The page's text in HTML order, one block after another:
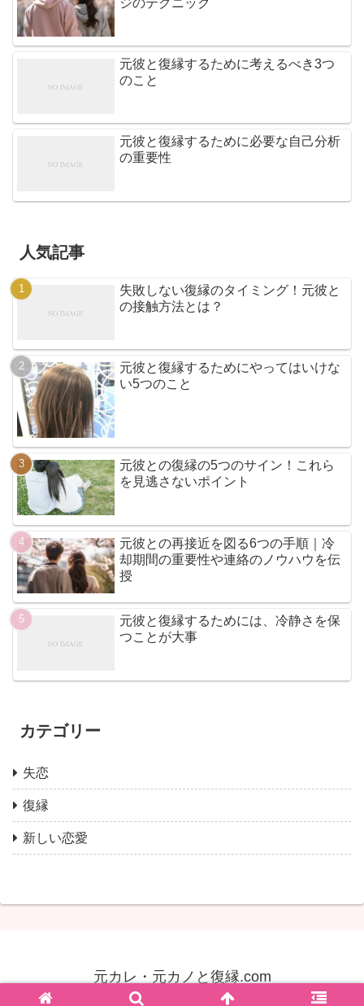
元彼と復縁するために考えるべき3つ
のこと
元彼と復縁するために必要な自己分析
の重要性
人気記事
失敗しない復縁のタイミング！元彼と
の接触方法とは？
元彼と復縁するためにやってはいけな
い5つのこと
元彼との復縁の5つのサイン！これら
を見逃さないポイント
元彼との再接近を図る6つの手順｜冷
却期間の重要性や連絡のノウハウを伝
授
元彼と復縁するためには、冷静さを保
つことが大事
カテゴリー
失恋
復縁
新しい恋愛
元カレ・元カノと復縁.com
© 2021 元カレ・元カノと復縁.com.